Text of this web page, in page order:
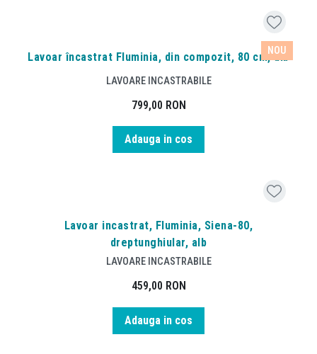
NOU
Lavoar încastrat Fluminia, din compozit, 80 cm, alb
LAVOARE INCASTRABILE
799,00 RON
Adauga in cos
Lavoar incastrat, Fluminia, Siena-80,
dreptunghiular, alb
LAVOARE INCASTRABILE
459,00 RON
Adauga in cos